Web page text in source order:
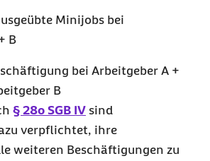
Minijobs bei
B
bei Arbeitgeber A +
B
§ 28o SGB IV sind
verpflichtet, ihre
weiteren Beschäftigungen zu